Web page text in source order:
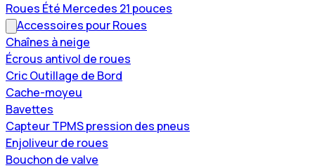
Roues Été Mercedes 21 pouces
Accessoires pour Roues
Chaînes à neige
Écrous antivol de roues
Cric Outillage de Bord
Cache-moyeu
Bavettes
Capteur TPMS pression des pneus
Enjoliveur de roues
Bouchon de valve